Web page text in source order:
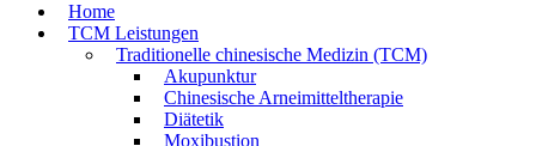
Home
TCM Leistungen
Traditionelle chinesische Medizin (TCM)
Akupunktur
Chinesische Arneimitteltherapie
Diätetik
Moxibustion